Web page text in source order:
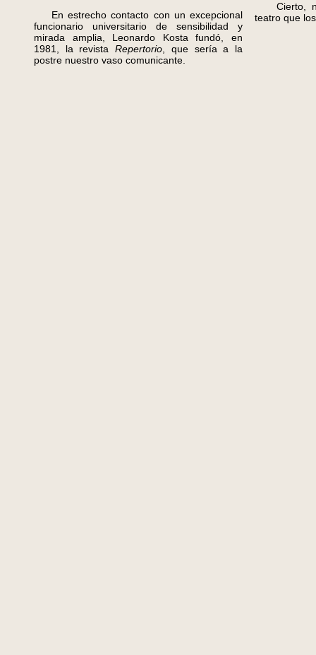
En estrecho contacto con un excepcional
funcionario universitario de sensibilidad y
mirada amplia, Leonardo Kosta fundó, en
1981, la revistaRepertorio , que sería a la
postre nuestro vaso comunicante.
Cierto,
teatro que